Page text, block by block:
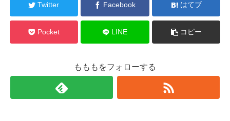
Twitter Facebook はてブ
Pocket LINE コピー
もももをフォローする